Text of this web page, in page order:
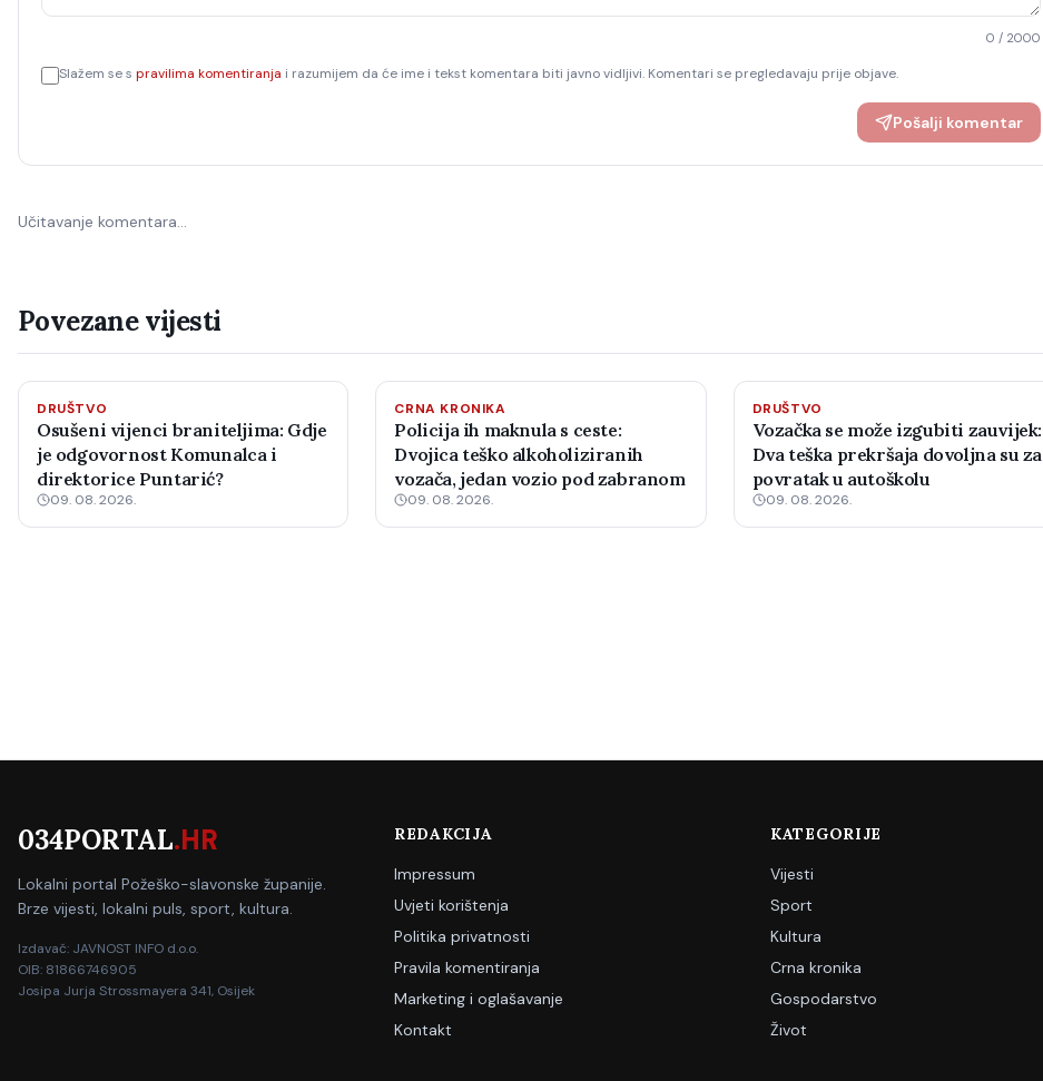
0 / 2000
Slažem se s pravilima komentiranja i razumijem da će ime i tekst komentara biti javno vidljivi. Komentari se pregledavaju prije objave.
Pošalji komentar
Učitavanje komentara…
Povezane vijesti
DRUŠTVO
Osušeni vijenci braniteljima: Gdje
je odgovornost Komunalca i
direktorice Puntarić?
09. 08. 2026.
CRNA KRONIKA
Policija ih maknula s ceste:
Dvojica teško alkoholiziranih
vozača, jedan vozio pod zabranom
09. 08. 2026.
DRUŠTVO
Vozačka se može izgubiti zauvijek:
Dva teška prekršaja dovoljna su za
povratak u autoškolu
09. 08. 2026.
034PORTAL.HR
Lokalni portal Požeško-slavonske županije.
Brze vijesti, lokalni puls, sport, kultura.
Izdavač: JAVNOST INFO d.o.o.
OIB: 81866746905
Josipa Jurja Strossmayera 341, Osijek
REDAKCIJA
Impressum
Uvjeti korištenja
Politika privatnosti
Pravila komentiranja
Marketing i oglašavanje
Kontakt
KATEGORIJE
Vijesti
Sport
Kultura
Crna kronika
Gospodarstvo
Život